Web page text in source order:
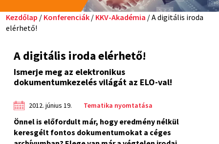
Kezdőlap / Konferenciák / KKV-Akadémia / A digitális iroda
elérhető!
A digitális iroda elérhető!
Ismerje meg az elektronikus
dokumentumkezelés világát az ELO-val!
2012. június 19. Tematika nyomtatása
Önnel is előfordult már, hogy eredmény nélkül
keresgélt fontos dokumentumokat a céges